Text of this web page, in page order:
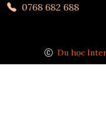
0768 682 688
Du học